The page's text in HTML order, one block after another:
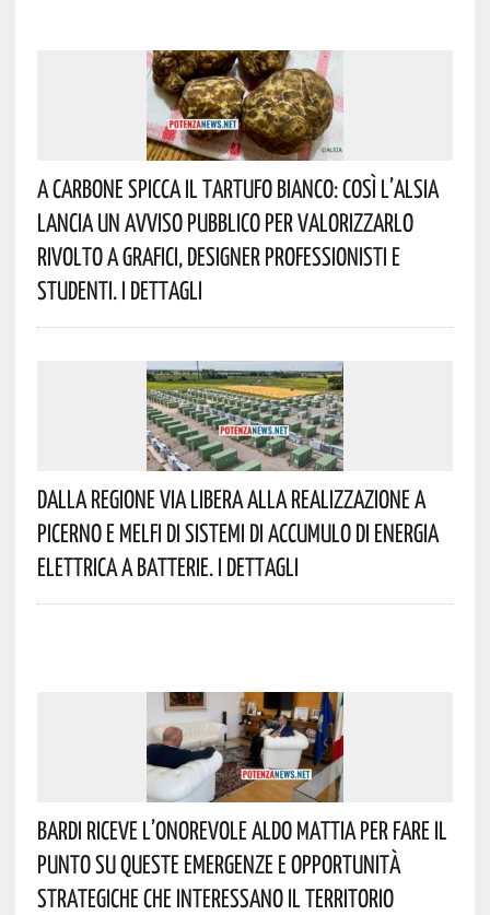
A Carbone Spicca Il Tartufo Bianco: Così L’Alsia
Lancia Un Avviso Pubblico Per Valorizzarlo
Rivolto A Grafici, Designer Professionisti E
Studenti. I Dettagli
Dalla Regione Via Libera Alla Realizzazione A
Picerno E Melfi Di Sistemi Di Accumulo Di Energia
Elettrica A Batterie. I Dettagli
Bardi Riceve L’onorevole Aldo Mattia Per Fare Il
Punto Su Queste Emergenze E Opportunità
Strategiche Che Interessano Il Territorio